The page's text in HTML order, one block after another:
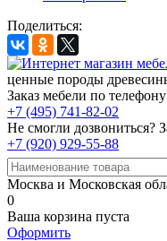
Поделиться:
ценные породы
Заказ мебели по
+7 (495) 741-82-02
Не смогли дозвониться?
+7 (920) 929-55-88
Москва и Московская
0
Ваша корзина пуста
Оформить